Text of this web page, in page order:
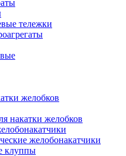
тележки
желобков
накатки желобков
желобонакатчики
клуппы